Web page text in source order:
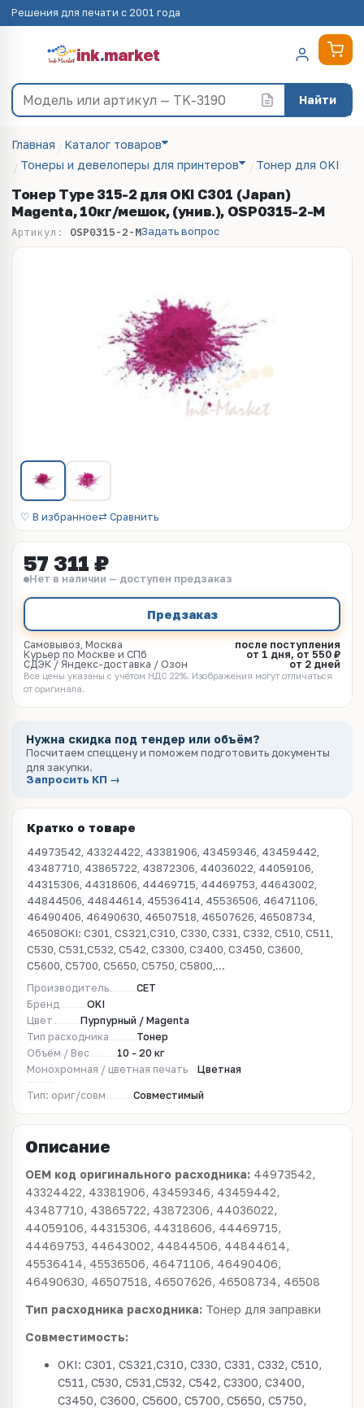
Решения для печати с 2001 года
ink.market
Найти
Главная
Каталог товаров
Тонеры и девелоперы для принтеров
Тонер для OKI
Тонер Type 315-2 для OKI C301 (Japan)
Magenta, 10кг/мешок, (унив.), OSP0315-2-M
Артикул: OSP0315-2-MЗадать вопрос
♡ В избранное⇄ Сравнить
57 311 ₽
Нет в наличии — доступен предзаказ
Предзаказ
Самовывоз, Москва
после поступления
Курьер по Москве и СПб
от 1 дня, от 550 ₽
СДЭК / Яндекс-доставка / Озон
от 2 дней
Все цены указаны с учётом НДС 22%. Изображения могут отличаться
от оригинала.
Нужна скидка под тендер или объём?
Посчитаем спеццену и поможем подготовить документы
для закупки.
Запросить КП →
Кратко о товаре
44973542, 43324422, 43381906, 43459346, 43459442,
43487710, 43865722, 43872306, 44036022, 44059106,
44315306, 44318606, 44469715, 44469753, 44643002,
44844506, 44844614, 45536414, 45536506, 46471106,
46490406, 46490630, 46507518, 46507626, 46508734,
46508OKI: C301, CS321,C310, C330, C331, C332, C510, C511,
C530, C531,C532, C542, C3300, C3400, C3450, C3600,
C5600, C5700, C5650, C5750, C5800,...
Производитель
CET
Бренд
OKI
Цвет
Пурпурный / Magenta
Тип расходника
Тонер
Объём / Вес
10 - 20 кг
Монохромная / цветная печать
Цветная
Тип: ориг/совм Совместимый
Описание
OEM код оригинального расходника: 44973542,
43324422, 43381906, 43459346, 43459442,
43487710, 43865722, 43872306, 44036022,
44059106, 44315306, 44318606, 44469715,
44469753, 44643002, 44844506, 44844614,
45536414, 45536506, 46471106, 46490406,
46490630, 46507518, 46507626, 46508734, 46508
Тип расходника расходника: Тонер для заправки
Совместимость:
OKI: C301, CS321,C310, C330, C331, C332, C510,
C511, C530, C531,C532, C542, C3300, C3400,
C3450, C3600, C5600, C5700, C5650, C5750,